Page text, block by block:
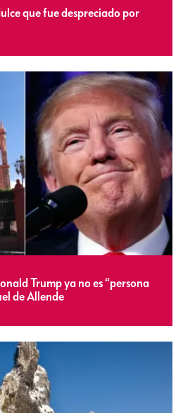
que fue despreciado por
Trump ya no es “persona
de Allende